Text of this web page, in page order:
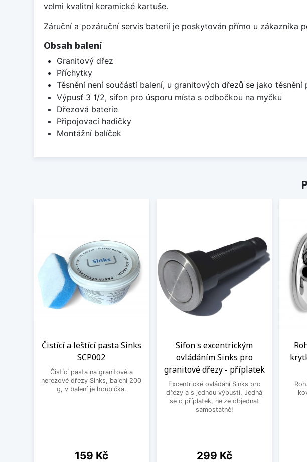
velmi kvalitní keramické kartuše.
Záruční a pozáruční servis baterií je poskytován přímo u zákazníka
Obsah balení
Granitový dřez
Příchytky
Těsnění není součástí balení, u granitových dřezů se jako těsnění
Výpusť 3 1/2, sifon pro úsporu místa s odbočkou na myčku
Dřezová baterie
Připojovací hadičky
Montážní balíček
Čistící a leštící pasta Sinks
SCP002
Čistící pasta na granitové a
nerezové dřezy Sinks, balení 200
g, v balení je houbička.
Cena
159 Kč
Sifon s excentrickým
ovládáním Sinks pro
granitové dřezy - příplatek
Excentrické ovládání Sinks pro
dřezy a s jednou výpustí. Jedná
se o příplatek, nelze objednat
samostatně!
Cena
299 Kč